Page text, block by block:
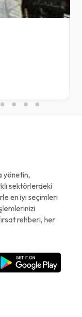
yönetin,
sektörlerdeki
en iyi seçimleri
rehberi, her